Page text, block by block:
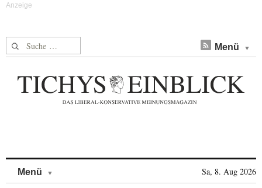
Suche nach: Menü
Menü Sa, 8. Aug 2026